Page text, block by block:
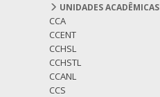
UNIDADES ACADÊMICAS
CCA
CCENT
CCHSL
CCHSTL
CCANL
CCS